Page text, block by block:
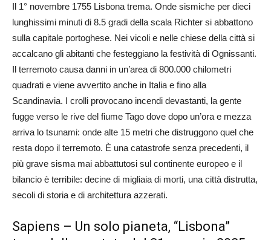
Il 1° novembre 1755 Lisbona trema. Onde sismiche per dieci
lunghissimi minuti di 8.5 gradi della scala Richter si abbattono
sulla capitale portoghese. Nei vicoli e nelle chiese della città si
accalcano gli abitanti che festeggiano la festività di Ognissanti.
Il terremoto causa danni in un’area di 800.000 chilometri
quadrati e viene avvertito anche in Italia e fino alla
Scandinavia. I crolli provocano incendi devastanti, la gente
fugge verso le rive del fiume Tago dove dopo un’ora e mezza
arriva lo tsunami: onde alte 15 metri che distruggono quel che
resta dopo il terremoto. È una catastrofe senza precedenti, il
più grave sisma mai abbattutosi sul continente europeo e il
bilancio è terribile: decine di migliaia di morti, una città distrutta,
secoli di storia e di architettura azzerati.
Sapiens – Un solo pianeta, “Lisbona”